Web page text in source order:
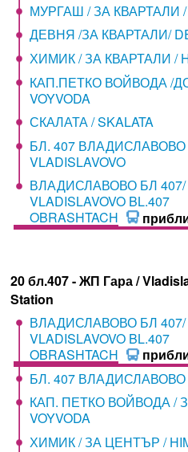
МУРГАШ / ЗА КВАРТАЛИ /
ДЕВНЯ /ЗА КВАРТАЛИ/
ХИМИК / ЗА КВАРТАЛИ /
КАП.ПЕТКО ВОЙВОДА /
VOYVODA
СКАЛАТА / SKALATA
БЛ. 407
VLADISLAVOVO
ВЛАДИСЛАВОВО БЛ
VLADISLAVOVO BL.407
OBRASHTACH
20 бл.407 - ЖП Гара /
Station
ВЛАДИСЛАВОВО БЛ
VLADISLAVOVO BL.407
OBRASHTACH
БЛ. 407 ВЛАДИСЛАВОВО /
КАП. ПЕТКО ВОЙВОДА /
VOYVODA
ХИМИК / ЗА ЦЕНТЪР /